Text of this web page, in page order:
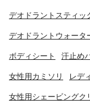
デオドラントスティッ
デオドラントウォータ
ボディシート 汗止め
女性用カミソリ レデ
女性用シェービングク